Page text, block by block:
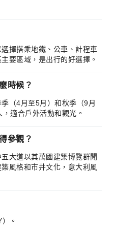
擇搭乘地鐵、公車、計程車
要區域，是出行的好選擇。
時候？
（4月至5月）和秋季（9月
適合戶外活動和觀光。
參觀？
大道以其萬國建築博覽群聞
風格和市井文化，意大利風
。